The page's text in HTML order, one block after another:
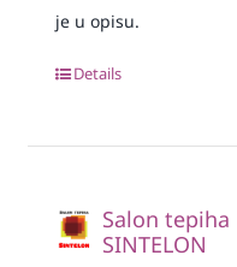
je u opisu.
Details
Salon tepiha
SINTELON